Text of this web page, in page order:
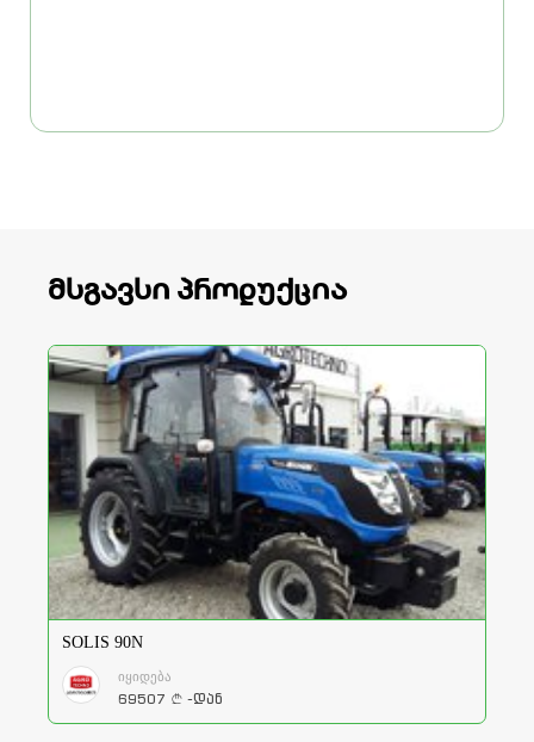
მსგავსი პროდუქცია
SOLIS 90N
იყიდება
69507 a -დან